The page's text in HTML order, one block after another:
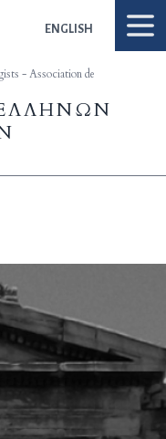
ENGLISH
- Association de